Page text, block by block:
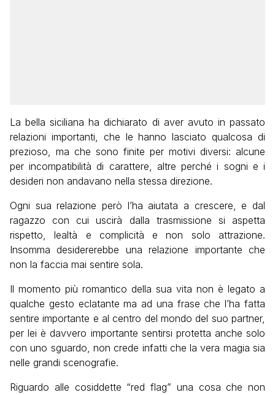
La bella siciliana ha dichiarato di aver avuto in passato
relazioni importanti, che le hanno lasciato qualcosa di
prezioso, ma che sono finite per motivi diversi: alcune
per incompatibilità di carattere, altre perché i sogni e i
desideri non andavano nella stessa direzione.
Ogni sua relazione però l’ha aiutata a crescere, e dal
ragazzo con cui uscirà dalla trasmissione si aspetta
rispetto, lealtà e complicità e non solo attrazione.
Insomma desidererebbe una relazione importante che
non la faccia mai sentire sola.
Il momento più romantico della sua vita non è legato a
qualche gesto eclatante ma ad una frase che l’ha fatta
sentire importante e al centro del mondo del suo partner,
per lei è davvero importante sentirsi protetta anche solo
con uno sguardo, non crede infatti che la vera magia sia
nelle grandi scenografie.
Riguardo alle cosiddette “red flag” una cosa che non